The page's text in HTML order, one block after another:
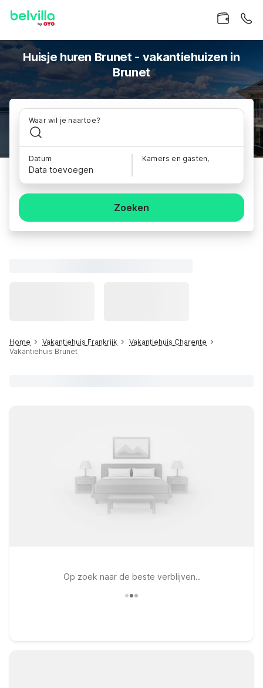
Huisje huren Brunet - vakantiehuizen in
Brunet
Waar wil je naartoe?
Datum
Data toevoegen
Kamers en gasten,
Zoeken
Home Vakantiehuis Frankrijk
Vakantiehuis Charente
Vakantiehuis Brunet
Op zoek naar de beste verblijven..